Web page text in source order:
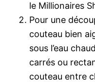
le Millionaires
Pour une
couteau bien
sous l’eau
carrés ou
couteau entre